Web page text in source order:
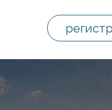
регистр